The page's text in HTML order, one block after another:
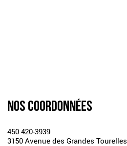
NOS COORDONNÉES
450 420-3939
3150 Avenue des Grandes Tourelles